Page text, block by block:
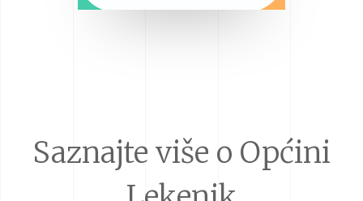
Saznajte više o Općini